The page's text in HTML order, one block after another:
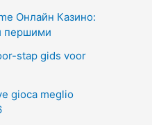
Онлайн Казино:
першими
stap gids voor
gioca meglio